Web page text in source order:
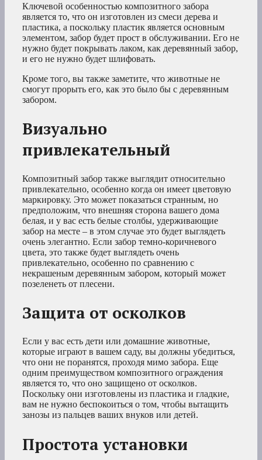
Ключевой особенностью композитного забора
является то, что он изготовлен из смеси дерева и
пластика, а поскольку пластик является основным
элементом, забор будет прост в обслуживании. Его не
нужно будет покрывать лаком, как деревянный забор,
и его не нужно будет шлифовать.
Кроме того, вы также заметите, что животные не
смогут прорыть его, как это было бы с деревянным
забором.
Визуально
привлекательный
Композитный забор также выглядит относительно
привлекательно, особенно когда он имеет цветовую
маркировку. Это может показаться странным, но
предположим, что внешняя сторона вашего дома
белая, и у вас есть белые столбы, удерживающие
забор на месте – в этом случае это будет выглядеть
очень элегантно. Если забор темно-коричневого
цвета, это также будет выглядеть очень
привлекательно, особенно по сравнению с
некрашеным деревянным забором, который может
позеленеть от плесени.
Защита от осколков
Если у вас есть дети или домашние животные,
которые играют в вашем саду, вы должны убедиться,
что они не поранятся, проходя мимо забора. Еще
одним преимуществом композитного ограждения
является то, что оно защищено от осколков.
Поскольку они изготовлены из пластика и гладкие,
вам не нужно беспокоиться о том, чтобы вытащить
занозы из пальцев ваших внуков или детей.
Простота установки